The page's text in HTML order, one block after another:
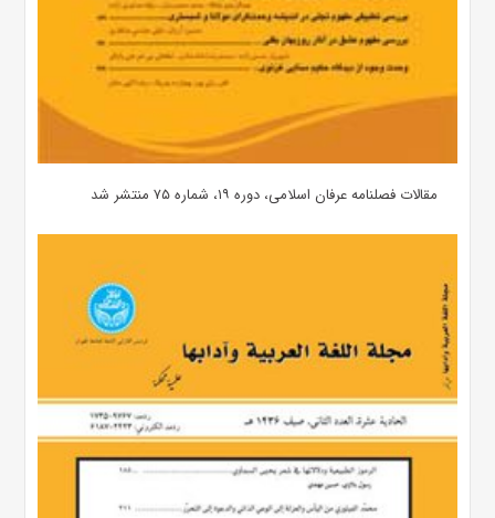
مقالات فصلنامه عرفان اسلامی، دوره ۱۹، شماره ۷۵ منتشر شد